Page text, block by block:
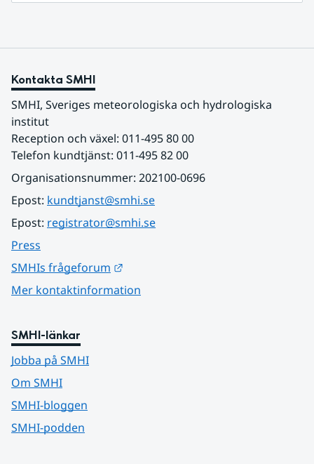
Kontakta SMHI
SMHI, Sveriges meteorologiska och hydrologiska
institut
Reception och växel: 011-495 80 00
Telefon kundtjänst: 011-495 82 00
Organisationsnummer: 202100-0696
Epost: kundtjanst@smhi.se
Epost: registrator@smhi.se
Press
SMHIs frågeforum
Mer kontaktinformation
SMHI-länkar
Jobba på SMHI
Om SMHI
SMHI-bloggen
SMHI-podden